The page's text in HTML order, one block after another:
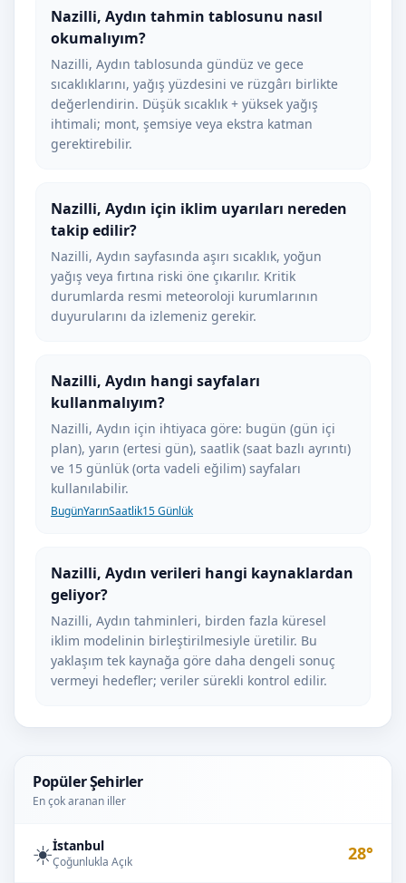
Popüler Şehirler
En çok aranan iller
☀️İstanbul
Çoğunlukla Açık 28°
Nazilli, Aydın tahmin tablosunu nasıl
okumalıyım?
Nazilli, Aydın tablosunda gündüz ve gece
sıcaklıklarını, yağış yüzdesini ve rüzgârı birlikte
değerlendirin. Düşük sıcaklık + yüksek yağış
ihtimali; mont, şemsiye veya ekstra katman
gerektirebilir.
Nazilli, Aydın için iklim uyarıları nereden
takip edilir?
Nazilli, Aydın sayfasında aşırı sıcaklık, yoğun
yağış veya fırtına riski öne çıkarılır. Kritik
durumlarda resmi meteoroloji kurumlarının
duyurularını da izlemeniz gerekir.
Nazilli, Aydın hangi sayfaları
kullanmalıyım?
Nazilli, Aydın için ihtiyaca göre: bugün (gün içi
plan), yarın (ertesi gün), saatlik (saat bazlı ayrıntı)
ve 15 günlük (orta vadeli eğilim) sayfaları
kullanılabilir.
BugünYarınSaatlik15 Günlük
Nazilli, Aydın verileri hangi kaynaklardan
geliyor?
Nazilli, Aydın tahminleri, birden fazla küresel
iklim modelinin birleştirilmesiyle üretilir. Bu
yaklaşım tek kaynağa göre daha dengeli sonuç
vermeyi hedefler; veriler sürekli kontrol edilir.